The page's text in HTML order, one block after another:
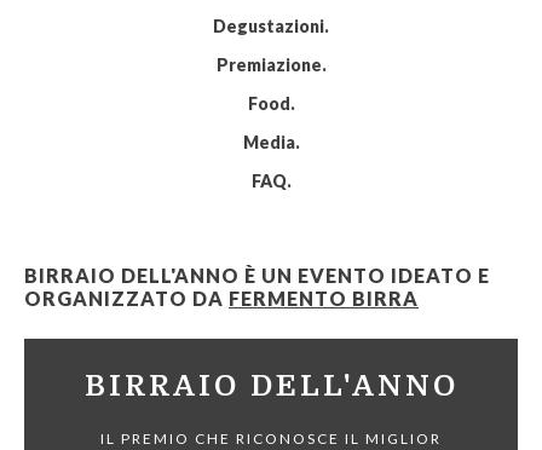
Degustazioni
Premiazione
Food
Media
FAQ
BIRRAIO DELL'ANNO È UN EVENTO IDEATO E
ORGANIZZATO DA FERMENTO BIRRA
BIRRAIO DELL'ANNO
IL PREMIO CHE RICONOSCE IL MIGLIOR